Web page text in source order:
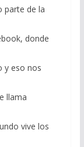
parte de la
donde
y eso nos
llama
vive los